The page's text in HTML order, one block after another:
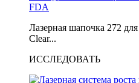
Лазерная шапочка 272
Clear...
ИССЛЕДОВАТЬ